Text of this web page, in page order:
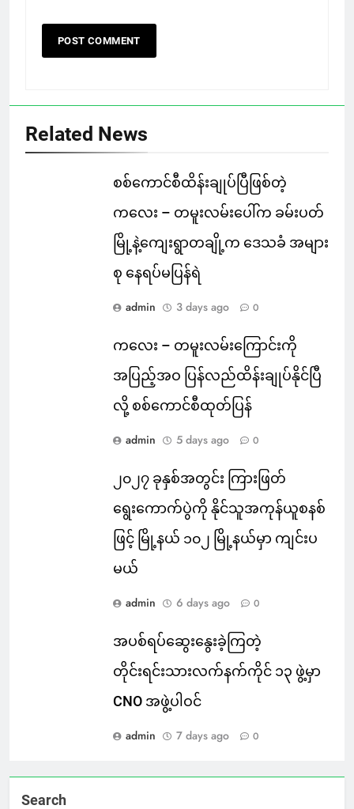
Related News
စစ်ကောင်စီထိန်းချုပ်ပြီဖြစ်တဲ့
ကလေး – တမူးလမ်းပေါ်က ခမ်းပတ်
မြို့နဲ့ကျေးရွာတချို့က ဒေသခံ အများ
စု နေရပ်မပြန်ရဲ
admin 3 days ago 0
ကလေး – တမူးလမ်းကြောင်းကို
အပြည့်အဝ ပြန်လည်ထိန်းချုပ်နိုင်ပြီ
လို့ စစ်ကောင်စီထုတ်ပြန်
admin 5 days ago 0
၂၀၂၇ ခုနှစ်အတွင်း ကြားဖြတ်
ရွေးကောက်ပွဲကို နိုင်သူအကုန်ယူစနစ်
ဖြင့် မြို့နယ် ၁၀၂ မြို့နယ်မှာ ကျင်းပ
မယ်
admin 6 days ago 0
အပစ်ရပ်ဆွေးနွေးခဲ့ကြတဲ့
တိုင်းရင်းသားလက်နက်ကိုင် ၁၃ ဖွဲ့မှာ
CNO အဖွဲ့ပါဝင်
admin 7 days ago 0
Search